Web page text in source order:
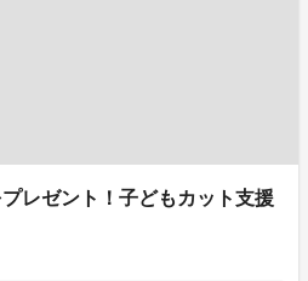
レゼント！子どもカット支援